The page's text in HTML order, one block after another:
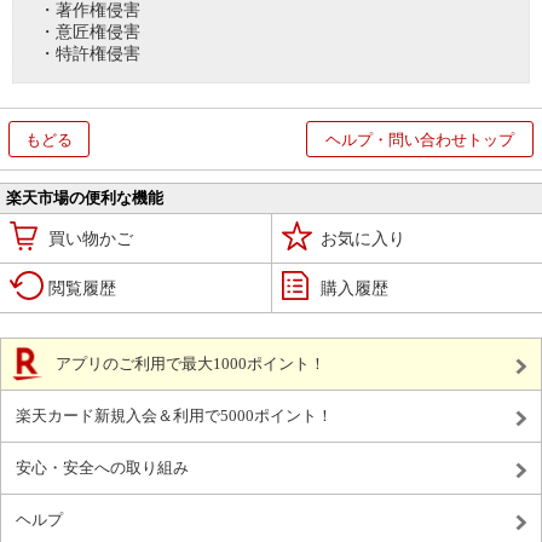
・著作権侵害
・意匠権侵害
・特許権侵害
もどる ヘルプ・問い合わせトップ
楽天市場の便利な機能
買い物かご お気に入り
閲覧履歴 購入履歴
アプリのご利用で最大1000ポイント！
楽天カード新規入会＆利用で5000ポイント！
安心・安全への取り組み
ヘルプ